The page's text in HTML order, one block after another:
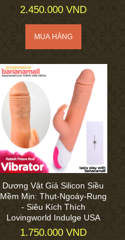
2.450.000 VND
Dương Vật Giả Silicon Siều
Mềm Mịn: Thụt-Ngoáy-Rung
- Siêu Kích Thích
Lovingworld Indulge USA
1.750.000 VND